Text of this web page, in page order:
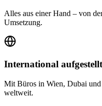
Alles aus einer Hand – von
Umsetzung.
International aufgestellt
Mit Büros in Wien, Dubai
weltweit.